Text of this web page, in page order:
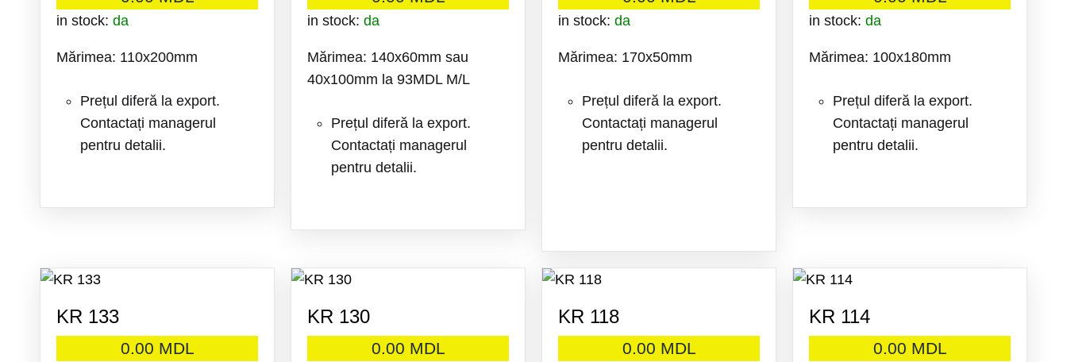
in stock: da
Mărimea: 110x200mm
Prețul diferă la export.
Contactați managerul
pentru detalii.
ADAUGA
FAVORITE
in stock: da
Mărimea: 140x60mm sau
40x100mm la 93MDL M/L
Prețul diferă la export.
Contactați managerul
pentru detalii.
ADAUGA
in stock: da
Mărimea: 170x50mm
Prețul diferă la export.
Contactați managerul
pentru detalii.
ADAUGA
FAVORITE
in stock: da
Mărimea: 100x180mm
Prețul diferă la export.
Contactați managerul
pentru detalii.
FAVORITE
KR 133
0.00 MDL
KR 130
0.00 MDL
KR 118
0.00 MDL
KR 114
0.00 MDL